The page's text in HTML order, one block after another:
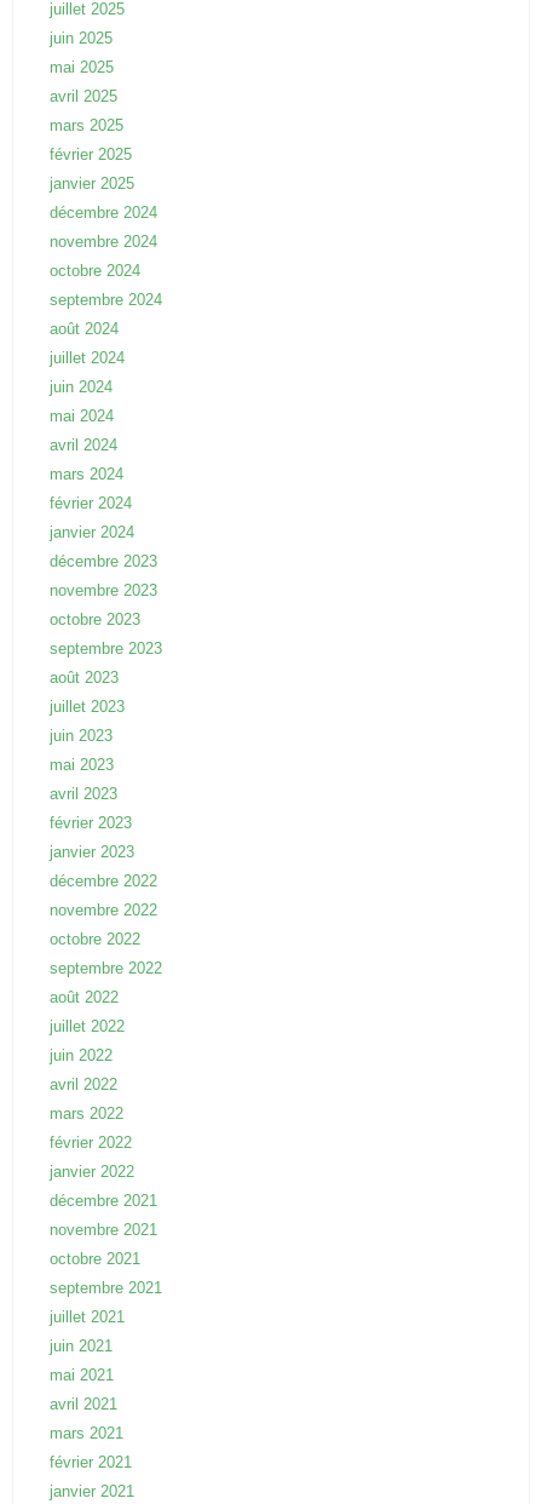
juillet 2025
juin 2025
mai 2025
avril 2025
mars 2025
février 2025
janvier 2025
décembre 2024
novembre 2024
octobre 2024
septembre 2024
août 2024
juillet 2024
juin 2024
mai 2024
avril 2024
mars 2024
février 2024
janvier 2024
décembre 2023
novembre 2023
octobre 2023
septembre 2023
août 2023
juillet 2023
juin 2023
mai 2023
avril 2023
février 2023
janvier 2023
décembre 2022
novembre 2022
octobre 2022
septembre 2022
août 2022
juillet 2022
juin 2022
avril 2022
mars 2022
février 2022
janvier 2022
décembre 2021
novembre 2021
octobre 2021
septembre 2021
juillet 2021
juin 2021
mai 2021
avril 2021
mars 2021
février 2021
janvier 2021